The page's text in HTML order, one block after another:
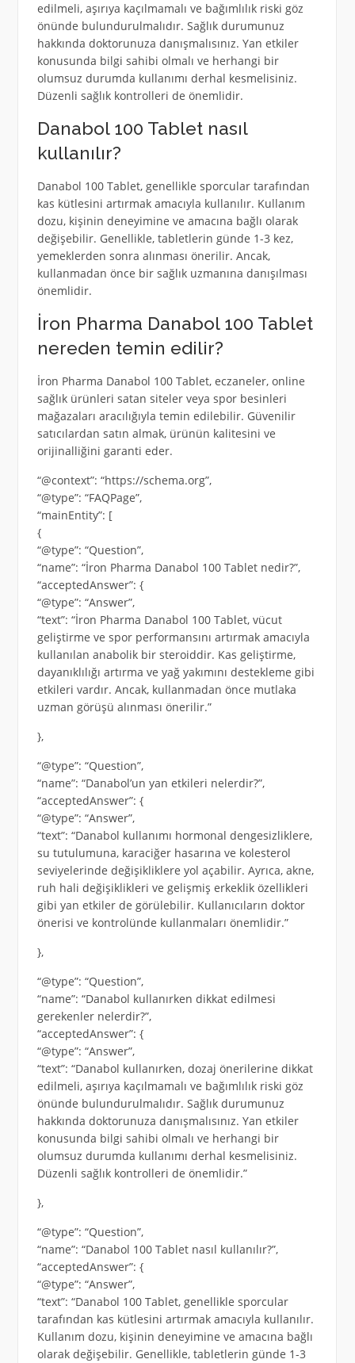
edilmeli, aşırıya kaçılmamalı ve bağımlılık riski göz
önünde bulundurulmalıdır. Sağlık durumunuz
hakkında doktorunuza danışmalısınız. Yan etkiler
konusunda bilgi sahibi olmalı ve herhangi bir
olumsuz durumda kullanımı derhal kesmelisiniz.
Düzenli sağlık kontrolleri de önemlidir.
Danabol 100 Tablet nasıl
kullanılır?
Danabol 100 Tablet, genellikle sporcular tarafından
kas kütlesini artırmak amacıyla kullanılır. Kullanım
dozu, kişinin deneyimine ve amacına bağlı olarak
değişebilir. Genellikle, tabletlerin günde 1-3 kez,
yemeklerden sonra alınması önerilir. Ancak,
kullanmadan önce bir sağlık uzmanına danışılması
önemlidir.
İron Pharma Danabol 100 Tablet
nereden temin edilir?
İron Pharma Danabol 100 Tablet, eczaneler, online
sağlık ürünleri satan siteler veya spor besinleri
mağazaları aracılığıyla temin edilebilir. Güvenilir
satıcılardan satın almak, ürünün kalitesini ve
orijinalliğini garanti eder.
“@context”: “https://schema.org”,
“@type”: “FAQPage”,
“mainEntity”: [
{
“@type”: “Question”,
“name”: “İron Pharma Danabol 100 Tablet nedir?”,
“acceptedAnswer”: {
“@type”: “Answer”,
“text”: “İron Pharma Danabol 100 Tablet, vücut
geliştirme ve spor performansını artırmak amacıyla
kullanılan anabolik bir steroiddir. Kas geliştirme,
dayanıklılığı artırma ve yağ yakımını destekleme gibi
etkileri vardır. Ancak, kullanmadan önce mutlaka
uzman görüşü alınması önerilir.”
},
“@type”: “Question”,
“name”: “Danabol’un yan etkileri nelerdir?”,
“acceptedAnswer”: {
“@type”: “Answer”,
“text”: “Danabol kullanımı hormonal dengesizliklere,
su tutulumuna, karaciğer hasarına ve kolesterol
seviyelerinde değişikliklere yol açabilir. Ayrıca, akne,
ruh hali değişiklikleri ve gelişmiş erkeklik özellikleri
gibi yan etkiler de görülebilir. Kullanıcıların doktor
önerisi ve kontrolünde kullanmaları önemlidir.”
},
“@type”: “Question”,
“name”: “Danabol kullanırken dikkat edilmesi
gerekenler nelerdir?”,
“acceptedAnswer”: {
“@type”: “Answer”,
“text”: “Danabol kullanırken, dozaj önerilerine dikkat
edilmeli, aşırıya kaçılmamalı ve bağımlılık riski göz
önünde bulundurulmalıdır. Sağlık durumunuz
hakkında doktorunuza danışmalısınız. Yan etkiler
konusunda bilgi sahibi olmalı ve herhangi bir
olumsuz durumda kullanımı derhal kesmelisiniz.
Düzenli sağlık kontrolleri de önemlidir.”
},
“@type”: “Question”,
“name”: “Danabol 100 Tablet nasıl kullanılır?”,
“acceptedAnswer”: {
“@type”: “Answer”,
“text”: “Danabol 100 Tablet, genellikle sporcular
tarafından kas kütlesini artırmak amacıyla kullanılır.
Kullanım dozu, kişinin deneyimine ve amacına bağlı
olarak değişebilir. Genellikle, tabletlerin günde 1-3